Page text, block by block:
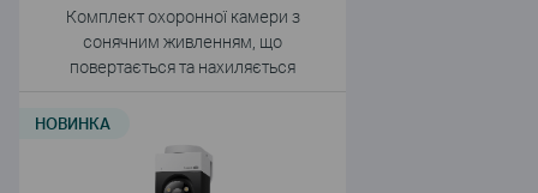
Комплект охоронної камери з
сонячним живленням, що
повертається та нахиляється
НОВИНКА